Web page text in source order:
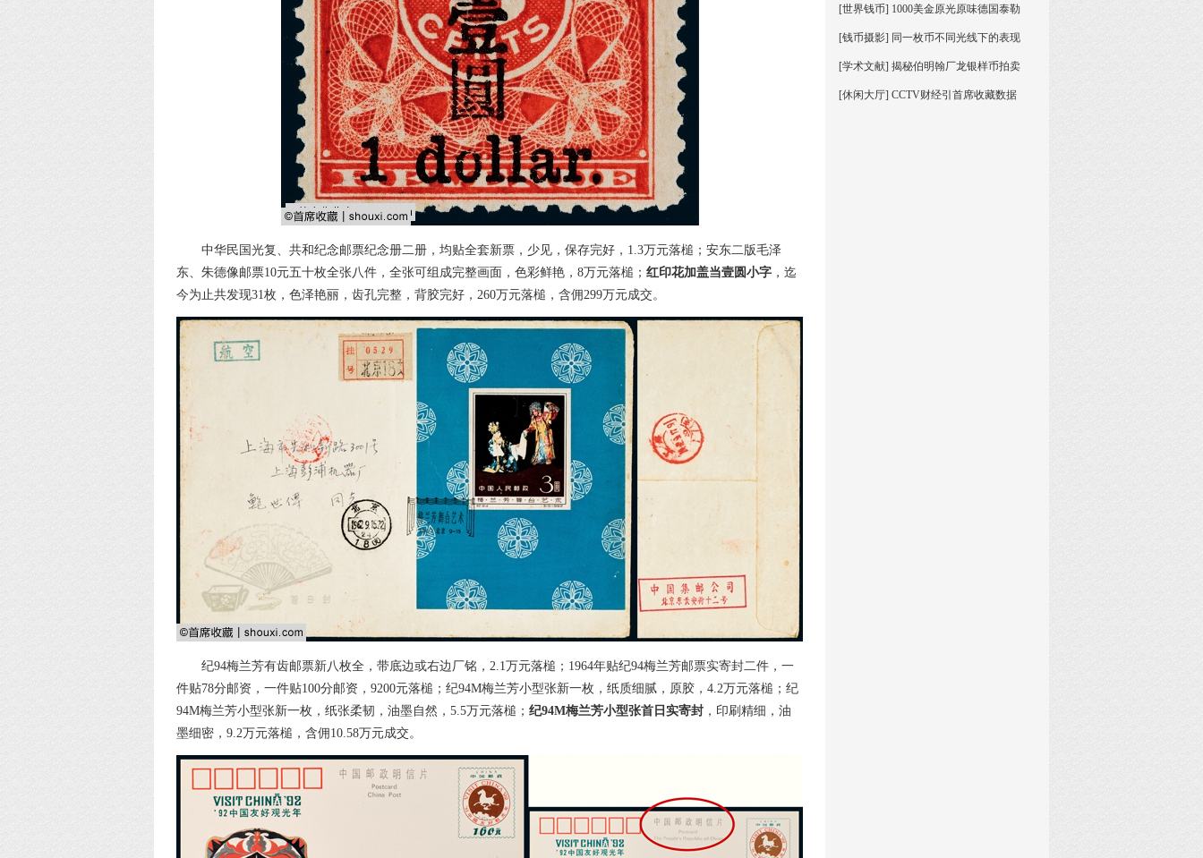
中华民国光复、共和纪念邮票纪念册二册，均贴全套新票，少见，保存完好，1.3万元落槌；安东二版毛泽
东、朱德像邮票10元五十枚全张八件，全张可组成完整画面，色彩鲜艳，8万元落槌； 红印花加盖当壹圆小字 ，迄
今为止共发现31枚，色泽艳丽，齿孔完整，背胶完好，260万元落槌，含佣299万元成交。
纪94梅兰芳有齿邮票新八枚全，带底边或右边厂铭，2.1万元落槌；1964年贴纪94梅兰芳邮票实寄封二件，一
件贴78分邮资，一件贴100分邮资，9200元落槌；纪94M梅兰芳小型张新一枚，纸质细腻，原胶，4.2万元落槌；纪
94M梅兰芳小型张新一枚，纸张柔韧，油墨自然，5.5万元落槌； 纪94M梅兰芳小型张首日实寄封 ，印刷精细，油
墨细密，9.2万元落槌，含佣10.58万元成交。
[世界钱币] 1000美金原光原味德国泰勒
[钱币摄影] 同一枚币不同光线下的表现
[学术文献] 揭秘伯明翰厂龙银样币拍卖
[休闲大厅] CCTV财经引首席收藏数据